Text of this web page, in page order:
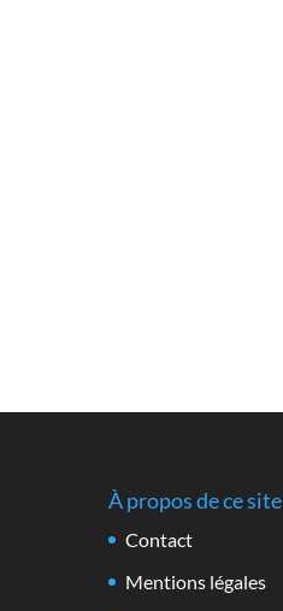
À propos de ce site
Contact
Mentions légales